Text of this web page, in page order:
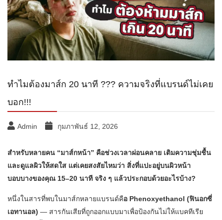
ทำไมต้องมาส์ก 20 นาที ??? ความจริงที่แบรนด์ไม่เคย
บอก!!!
Admin กุมภาพันธ์ 12, 2026
สำหรับหลายคน “มาส์กหน้า” คือช่วงเวลาผ่อนคลาย เติมความชุ่มชื้น
และดูแลผิวให้สดใส แต่เคยสงสัยไหมว่า สิ่งที่แปะอยู่บนผิวหน้า
บอบบางของคุณ 15–20 นาที จริง ๆ แล้วประกอบด้วยอะไรบ้าง?
หนึ่งในสารที่พบในมาส์กหลายแบรนด์คือ Phenoxyethanol (ฟินอกซี่
เอทานอล) — สารกันเสียที่ถูกออกแบบมาเพื่อป้องกันไม่ให้แบคทีเรีย